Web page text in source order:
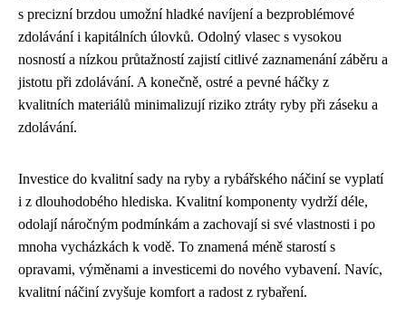
s precizní brzdou umožní hladké navíjení a bezproblémové
zdolávání i kapitálních úlovků. Odolný vlasec s vysokou
nosností a nízkou průtažností zajistí citlivé zaznamenání záběru a
jistotu při zdolávání. A konečně, ostré a pevné háčky z
kvalitních materiálů minimalizují riziko ztráty ryby při záseku a
zdolávání.
Investice do kvalitní sady na ryby a rybářského náčiní se vyplatí
i z dlouhodobého hlediska. Kvalitní komponenty vydrží déle,
odolají náročným podmínkám a zachovají si své vlastnosti i po
mnoha vycházkách k vodě. To znamená méně starostí s
opravami, výměnami a investicemi do nového vybavení. Navíc,
kvalitní náčiní zvyšuje komfort a radost z rybaření.